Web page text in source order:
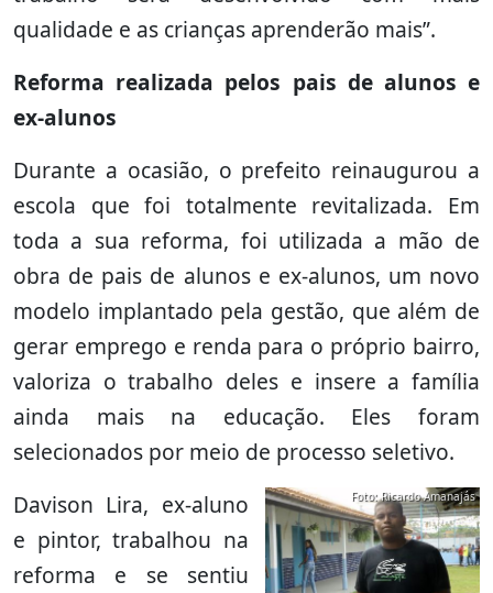
qualidade e as crianças aprenderão mais”.
Reforma realizada pelos pais de alunos e
ex-alunos
Durante a ocasião, o prefeito reinaugurou a
escola que foi totalmente revitalizada. Em
toda a sua reforma, foi utilizada a mão de
obra de pais de alunos e ex-alunos, um novo
modelo implantado pela gestão, que além de
gerar emprego e renda para o próprio bairro,
valoriza o trabalho deles e insere a família
ainda mais na educação. Eles foram
selecionados por meio de processo seletivo.
Foto: Ricardo Amanajás
Davison Lira, ex-aluno
e pintor, trabalhou na
reforma e se sentiu